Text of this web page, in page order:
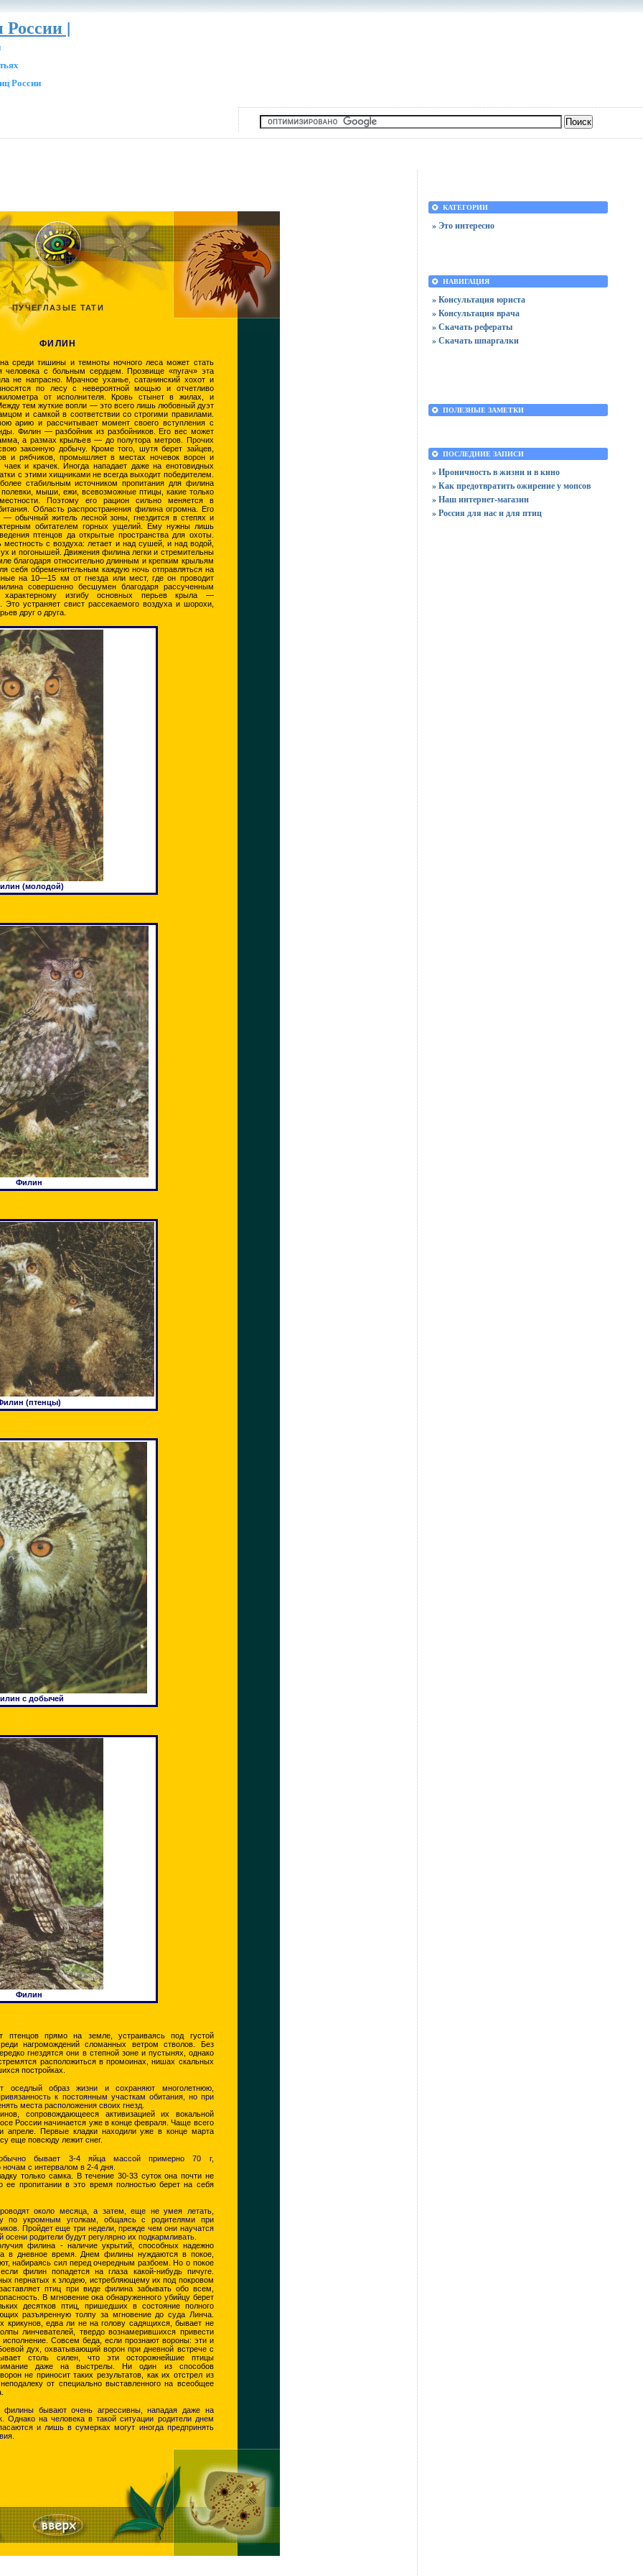
|
России
ПУЧЕГЛАЗЫЕ ТАТИ
ФИЛИН
среди тишины и темноты ночного леса может стать
человека с больным сердцем. Прозвище «пугач» эта
не напрасно. Мрачное уханье, сатанинский хохот и
по лесу с невероятной мощью и отчетливо
от исполнителя. Кровь стынет в жилах, и
тем жуткие вопли — это всего лишь любовный дуэт
и самкой в соответствии со строгими правилами.
арию и рассчитывает момент своего вступления с
Филин — разбойник из разбойников. Его вес может
а размах крыльев — до полутора метров. Прочих
законную добычу. Кроме того, шутя берет зайцев,
и рябчиков, промышляет в местах ночевок ворон и
чаек и крачек. Иногда нападает даже на енотовидных
с этими хищниками не всегда выходит победителем.
стабильным источником пропитания для филина
мыши, ежи, всевозможные птицы, какие только
Поэтому его рацион сильно меняется в
Область распространения филина огромна. Его
обычный житель лесной зоны, гнездится в степях и
обитателем горных ущелий. Ему нужны лишь
птенцов да открытые пространства для охоты.
с воздуха: летает и над сушей, и над водой,
и погонышей. Движения филина легки и стремительны
благодаря относительно длинным и крепким крыльям
себя обременительным каждую ночь отправляться на
на 10—15 км от гнезда или мест, где он проводит
совершенно бесшумен благодаря рассученным
изгибу основных перьев крыла —
устраняет свист рассекаемого воздуха и шорохи,
друг о друга.
(молодой)
Филин
(птенцы)
с добычей
Филин
прямо на земле, устраиваясь под густой
нагромождений сломанных ветром стволов. Без
гнездятся они в степной зоне и пустынях, однако
расположиться в промоинах, нишах скальных
постройках.
оседлый образ жизни и сохраняют многолетнюю,
к постоянным участкам обитания, но при
места расположения своих гнезд.
сопровождающееся активизацией их вокальной
России начинается уже в конце февраля. Чаще всего
апреле. Первые кладки находили уже в конце марта
еще повсюду лежит снег.
бывает 3-4 яйца массой примерно 70 г,
с интервалом в 2-4 дня.
только самка. В течение 30-33 суток она почти не
ее пропитании в это время полностью берет на себя
около месяца, а затем, еще не умея летать,
по укромным уголкам, общаясь с родителями при
Пройдет еще три недели, прежде чем они научатся
осени родители будут регулярно их подкармливать.
филина - наличие укрытий, способных надежно
в дневное время. Днем филины нуждаются в покое,
набираясь сил перед очередным разбоем. Но о покое
филин попадется на глаза какой-нибудь пичуге.
пернатых к злодею, истребляющему их под покровом
птиц при виде филина забывать обо всем,
В мгновение ока обнаруженного убийцу берет
десятков птиц, пришедших в состояние полного
разъяренную толпу за мгновение до суда Линча.
крикунов, едва ли не на голову садящихся, бывает не
линчевателей, твердо вознамерившихся привести
Совсем беда, если прознают вороны: эти и
дух, охватывающий ворон при дневной встрече с
столь силен, что эти осторожнейшие птицы
даже на выстрелы. Ни один из способов
не приносит таких результатов, как их отстрел из
от специально выставленного на всеобщее
филины бывают очень агрессивны, нападая даже на
Однако на человека в такой ситуации родители днем
и лишь в сумерках могут иногда предпринять
КАТЕГОРИИ
» Это интересно
НАВИГАЦИЯ
» Консультация юриста
» Консультация врача
» Скачать рефераты
» Скачать шпаргалки
ПОЛЕЗНЫЕ ЗАМЕТКИ
ПОСЛЕДНИЕ ЗАПИСИ
» Ироничность в жизни и в кино
» Как предотвратить ожирение у мопсов
» Наш интернет-магазин
» Россия для нас и для птиц